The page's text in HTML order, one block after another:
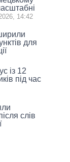
14:42
для
із 12
під час
слів